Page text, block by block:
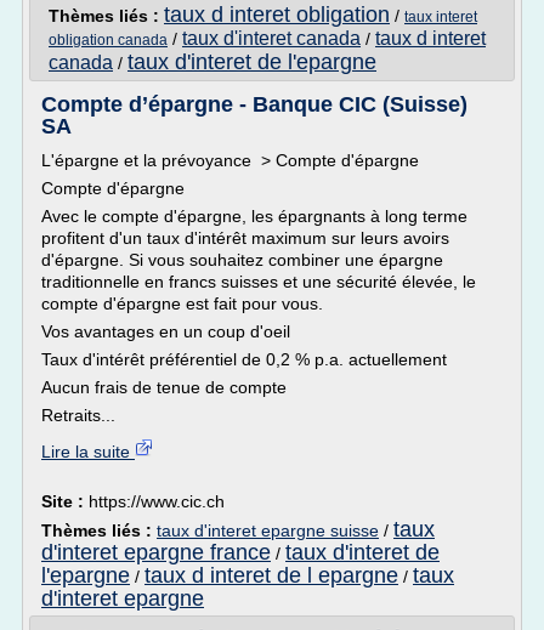
Thèmes liés : taux d interet obligation / taux interet
obligation canada / taux d'interet canada / taux d interet
canada / taux d'interet de l'epargne
Compte d’épargne - Banque CIC (Suisse)
SA
L'épargne et la prévoyance > Compte d'épargne
Compte d'épargne
Avec le compte d'épargne, les épargnants à long terme
profitent d'un taux d'intérêt maximum sur leurs avoirs
d'épargne. Si vous souhaitez combiner une épargne
traditionnelle en francs suisses et une sécurité élevée, le
compte d'épargne est fait pour vous.
Vos avantages en un coup d'oeil
Taux d'intérêt préférentiel de 0,2 % p.a. actuellement
Aucun frais de tenue de compte
Retraits...
Lire la suite
Site : https://www.cic.ch
Thèmes liés : taux d'interet epargne suisse / taux
d'interet epargne france / taux d'interet de
l'epargne / taux d interet de l epargne / taux
d'interet epargne